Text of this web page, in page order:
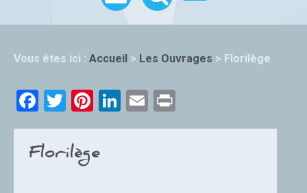
Vous êtes ici : Accueil > Les Ouvrages > Florilège
Facebook
TwitterPinterest
LinkedIn
Email
Florilège